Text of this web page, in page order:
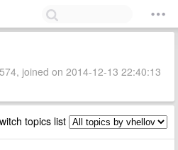
joined on 2014-12-13 22:40:13
topics list